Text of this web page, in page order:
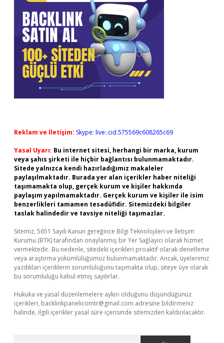
Reklam ve İletişim: Skype: live:.cid.575569c608265c69
Yasal Uyarı: Bu internet sitesi, herhangi bir marka, kurum
veya şahıs şirketi ile hiçbir bağlantısı bulunmamaktadır.
Sitede yalnızca kendi hazırladığımız makaleler
paylaşılmaktadır. Burada yer alan içerikler haber niteliği
taşımamakta olup, gerçek kurum ve kişiler hakkında
paylaşım yapılmamaktadır. Gerçek kurum ve kişiler ile isim
benzerlikleri tamamen tesadüfidir. Sitemizdeki bilgiler
taslak halindedir ve tavsiye niteliği taşımazlar.
Sitemiz, 5651 Sayılı Kanun gereğince Bilgi Teknolojileri ve İletişim
Kurumu (BTK) tarafından onaylanmış bir Yer Sağlayıcı olarak hizmet
vermektedir. Bu nedenle, sitedeki içerikleri proaktif olarak denetleme
veya araştırma yükümlülüğümüz bulunmamaktadır. Ancak, üyelerimiz
yazdıkları içeriklerin sorumluluğunu taşımakta olup, siteye üye olarak
bu sorumluluğu kabul etmiş sayılırlar.
Hukuka ve yasal düzenlemelere aykırı olduğunu düşündüğünüz
içerikleri, backlinkpanelicomtr@gmail.com adresine bildirmeniz
halinde, ilgili içerikler yasal süre içerisinde sitemizden kaldırılacaktır.